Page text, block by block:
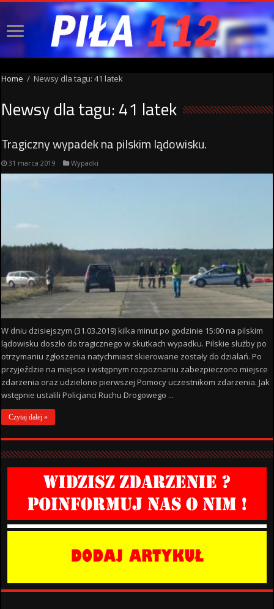
Home / Newsy dla tagu: 41 latek
Newsy dla tagu:41 latek
Tragiczny wypadek na pilskim lądowisku.
31 marca 2019 Wypadki
W dniu dzisiejszym (31.03.2019) kilka minut po godzinie 15:00 na pilskim
lądowisku doszło do tragicznego w skutkach wypadku. Pilskie służby po
otrzymaniu zgłoszenia natychmiast skierowane zostały do działań. Po
przyjeździe na miejsce i wstępnym rozpoznaniu zabezpieczono miejsce
zdarzenia oraz udzielono pierwszej Pomocy uczestnikom zdarzenia. Jak
wstępnie ustalili Policjanci Ruchu Drogowego ...
Czytaj dalej »